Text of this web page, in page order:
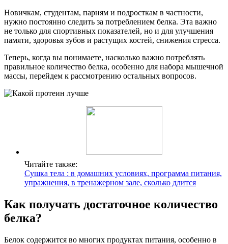
Новичкам, студентам, парням и подросткам в частности,
нужно постоянно следить за потреблением белка. Эта важно
не только для спортивных показателей, но и для улучшения
памяти, здоровья зубов и растущих костей, снижения стресса.
Теперь, когда вы понимаете, насколько важно потреблять
правильное количество белка, особенно для набора мышечной
массы, перейдем к рассмотрению остальных вопросов.
Читайте также:
Сушка тела : в домашних условиях, программа питания,
упражнения, в тренажерном зале, сколько длится
Как получать достаточное количество
белка?
Белок содержится во многих продуктах питания, особенно в